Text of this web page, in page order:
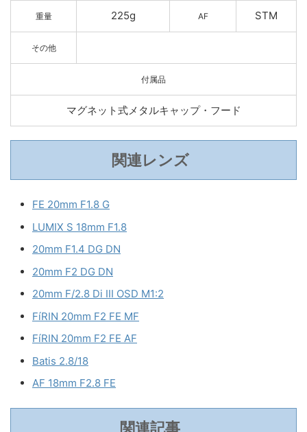
重量 225g AF STM
その他
付属品
マグネット式メタルキャップ・フード
関連レンズ
FE 20mm F1.8 G
LUMIX S 18mm F1.8
20mm F1.4 DG DN
20mm F2 DG DN
20mm F/2.8 Di III OSD M1:2
FíRIN 20mm F2 FE MF
FíRIN 20mm F2 FE AF
Batis 2.8/18
AF 18mm F2.8 FE
関連記事